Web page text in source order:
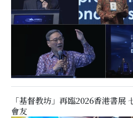
「基督教坊」再臨2026香港書展
會友